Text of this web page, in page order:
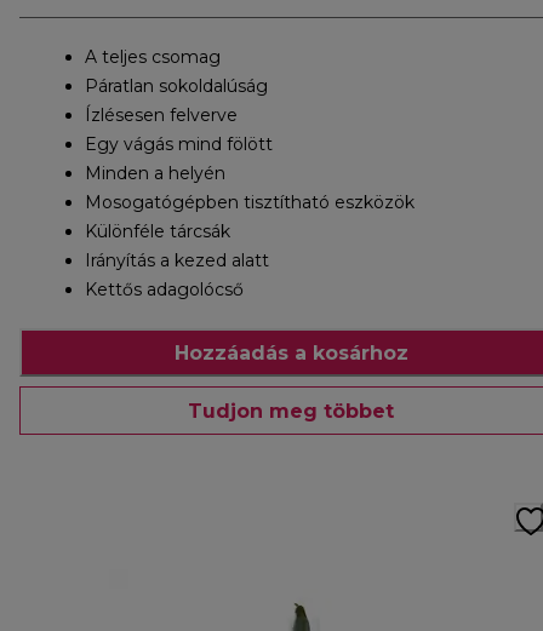
A teljes csomag
Páratlan sokoldalúság
Ízlésesen felverve
Egy vágás mind fölött
Minden a helyén
Mosogatógépben tisztítható eszközök
Különféle tárcsák
Irányítás a kezed alatt
Kettős adagolócső
Hozzáadás a kosárhoz
Tudjon meg többet